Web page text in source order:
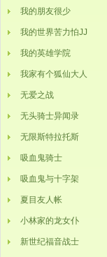
我的朋友很少
我的世界苦力怕JJ
我的英雄学院
我家有个狐仙大人
无爱之战
无头骑士异闻录
无限斯特拉托斯
吸血鬼骑士
吸血鬼与十字架
夏目友人帐
小林家的龙女仆
新世纪福音战士